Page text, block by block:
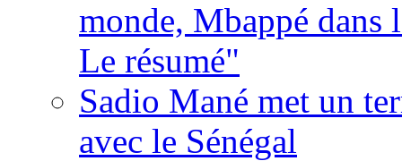
monde, Mbappé dans
Le résumé"
Sadio Mané met un
avec le Sénégal